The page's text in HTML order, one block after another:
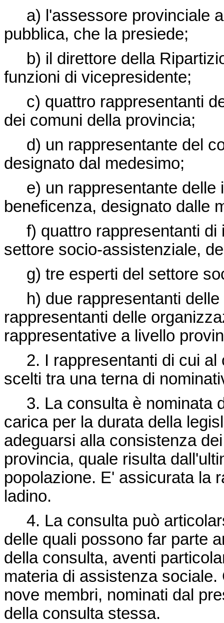
a) l'assessore provinciale
pubblica, che la presiede;
b) il direttore della
funzioni di vicepresidente;
c) quattro rappresentanti
dei comuni della provincia;
d) un rappresentante del
designato dal medesimo;
e) un rappresentante delle
beneficenza, designato dalle
f) quattro rappresentanti di
settore socio-assistenziale,
g) tre esperti del settore
h) due rappresentanti delle
rappresentanti delle
rappresentative a livello
2. I rappresentanti di cui al
scelti tra una terna di
3. La consulta è nominata
carica per la durata della
adeguarsi alla consistenza
provincia, quale risulta
popolazione. E' assicurata la
ladino.
4. La consulta può
delle quali possono far parte
della consulta, aventi
materia di assistenza
nove membri, nominati dal
della consulta stessa.